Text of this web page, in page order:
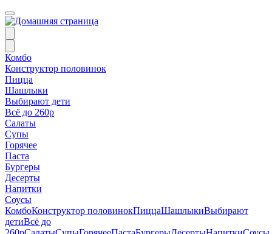
Комбо
Конструктор половинок
Пицца
Шашлыки
Выбирают дети
Всё до 260р
Салаты
Супы
Горячее
Паста
Бургеры
Десерты
Напитки
Соусы
КомбоКонструктор половинокПиццаШашлыкиВыбирают
детиВсё до